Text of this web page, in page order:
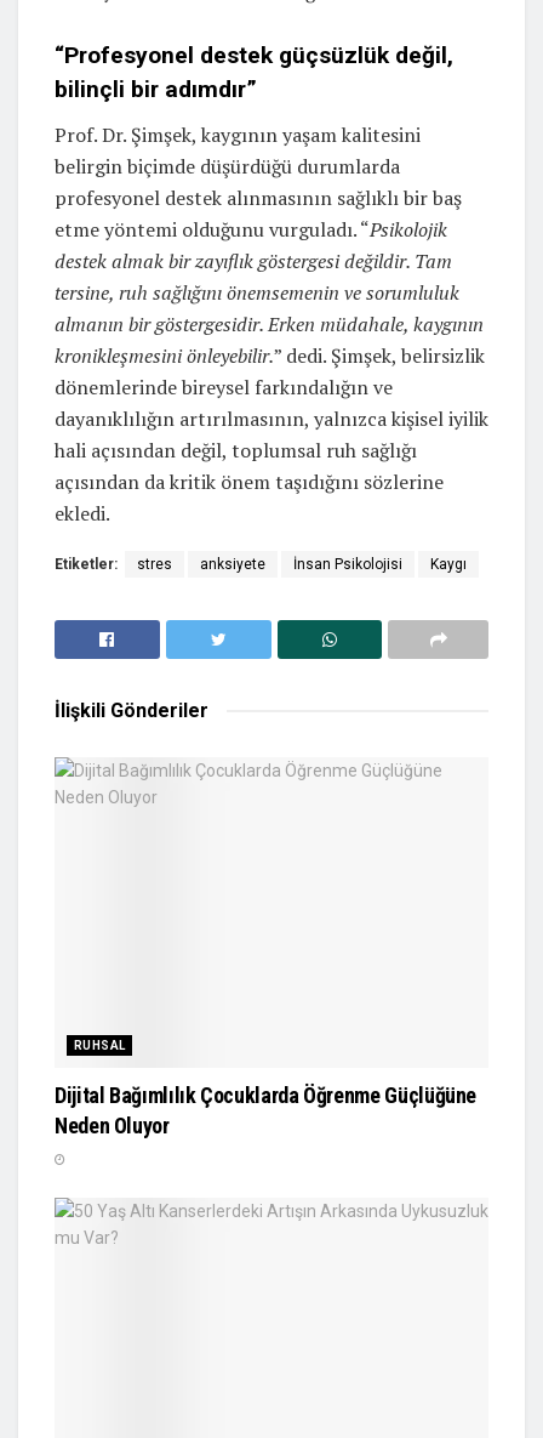
“Profesyonel destek güçsüzlük değil,
bilinçli bir adımdır”
Prof. Dr. Şimşek, kaygının yaşam kalitesini
belirgin biçimde düşürdüğü durumlarda
profesyonel destek alınmasının sağlıklı bir baş
etme yöntemi olduğunu vurguladı. “Psikolojik
destek almak bir zayıflık göstergesi değildir. Tam
tersine, ruh sağlığını önemsemenin ve sorumluluk
almanın bir göstergesidir. Erken müdahale, kaygının
kronikleşmesini önleyebilir.” dedi. Şimşek, belirsizlik
dönemlerinde bireysel farkındalığın ve
dayanıklılığın artırılmasının, yalnızca kişisel iyilik
hali açısından değil, toplumsal ruh sağlığı
açısından da kritik önem taşıdığını sözlerine
ekledi.
Etiketler: stres anksiyete İnsan Psikolojisi Kaygı
İlişkili Gönderiler
RUHSAL
Dijital Bağımlılık Çocuklarda Öğrenme Güçlüğüne
Neden Oluyor